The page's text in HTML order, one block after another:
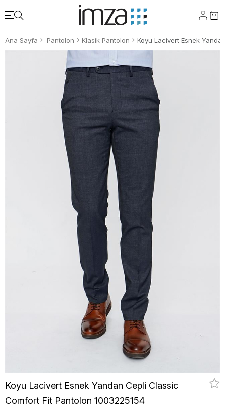
Ana Sayfa Pantolon Klasik Pantolon
Koyu Lacivert Esnek Yandan Cepli Classic
Comfort Fit Pantolon 1003225154